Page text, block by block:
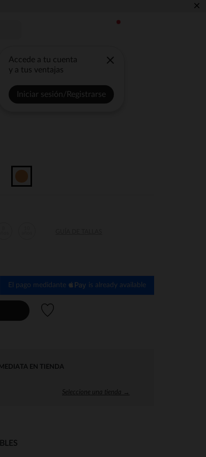
×
Accede a tu cuenta
y a tus ventajas
Iniciar sesión/Registrarse
El pago medidante is already available
EN TIENDA
Seleccione una tienda →